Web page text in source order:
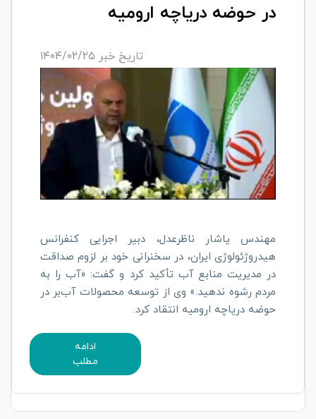
در حوضه دریاچه ارومیه
تاریخ خبر ۱۴۰۴/۰۲/۲۵
مهندس یاشار ناظرعدل، دبیر اجرایی کنفرانس
هیدروژئولوژی ایران، در سخنرانی خود بر لزوم صداقت
در مدیریت منابع آب تأکید کرد و گفت: «آب را به
مردم رشوه ندهید.» وی از توسعه محصولات آب‌بر در
حوضه دریاچه ارومیه انتقاد کرد.
ادامه
مطلب